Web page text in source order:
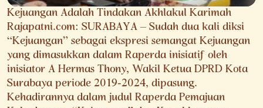
Kejuangan Adalah Tindakan Akhlakul Karimah
Rajapatni.com: SURABAYA – Sudah dua kali diksi
“Kejuangan” sebagai ekspresi semangat Kejuangan
yang dimasukkan dalam Raperda inisiatif oleh
inisiator A Hermas Thony, Wakil Ketua DPRD Kota
Surabaya periode 2019-2024, dipasung.
Kehadirannya dalam judul Raperda Pemajuan